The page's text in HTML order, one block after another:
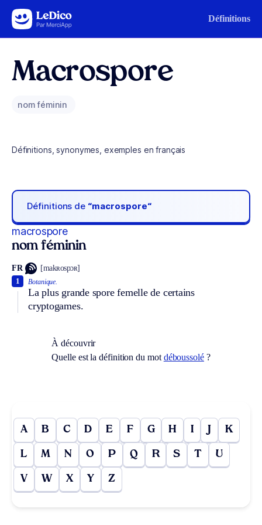
Aller au contenu Définitions
Macrospore
nom féminin
Définitions, synonymes, exemples en français
Définitions de “macrospore“
macrospore
nom féminin
FR [makʀospɔʀ]
Botanique.
La plus grande spore femelle de certains
cryptogames.
1
À découvrir
Quelle est la définition du mot déboussolé?
A B C D E F G H I J K
L M N O P Q R S T U
V W X Y Z